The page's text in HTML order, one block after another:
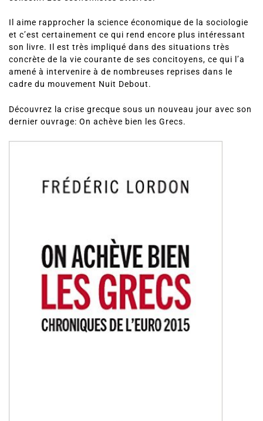
Il aime rapprocher la science économique de la sociologie
et c’est certainement ce qui rend encore plus intéressant
son livre. Il est très impliqué dans des situations très
concrète de la vie courante de ses concitoyens, ce qui l’a
amené à intervenire à de nombreuses reprises dans le
cadre du mouvement Nuit Debout.
Découvrez la crise grecque sous un nouveau jour avec son
dernier ouvrage: On achève bien les Grecs.